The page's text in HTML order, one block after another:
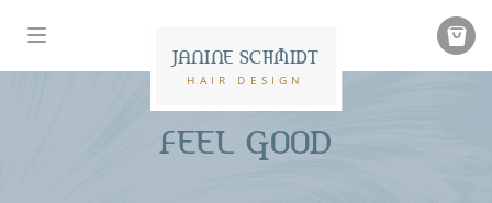
JANINE SCHMIDT
HAIR DESIGN
FEEL GOOD